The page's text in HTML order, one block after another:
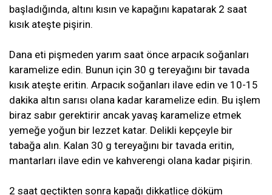
başladığında, altını kısın ve kapağını kapatarak 2 saat
kısık ateşte pişirin.
Dana eti pişmeden yarım saat önce arpacık soğanları
karamelize edin. Bunun için 30 g tereyağını bir tavada
kısık ateşte eritin. Arpacık soğanları ilave edin ve 10-15
dakika altın sarısı olana kadar karamelize edin. Bu işlem
biraz sabır gerektirir ancak yavaş karamelize etmek
yemeğe yoğun bir lezzet katar. Delikli kepçeyle bir
tabağa alın. Kalan 30 g tereyağını bir tavada eritin,
mantarları ilave edin ve kahverengi olana kadar pişirin.
2 saat geçtikten sonra kapağı dikkatlice döküm